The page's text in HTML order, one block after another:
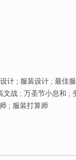
计 ; 服装设计 ; 最佳
文战 ; 万圣节小息和 ;
; 服装打算师